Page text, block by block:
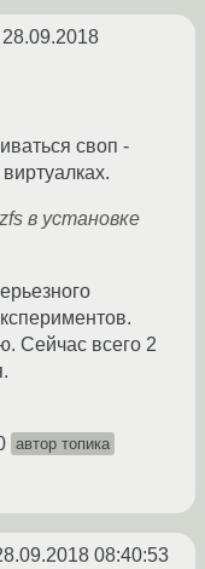
28.09.2018
своп -
в установке
Сейчас всего 2
автор топика
08:40:53